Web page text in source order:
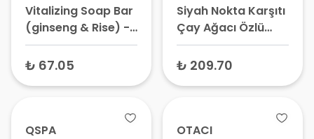
Vitalizing Soap Bar
(ginseng & Rise) -
Sabun
₺ 67.05
Siyah Nokta Karşıtı
Çay Ağacı Özlü
Likid Sabun 200 ml
₺ 209.70
QSPA
OTACI